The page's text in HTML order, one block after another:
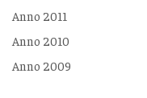
Anno 2011
Anno 2010
Anno 2009